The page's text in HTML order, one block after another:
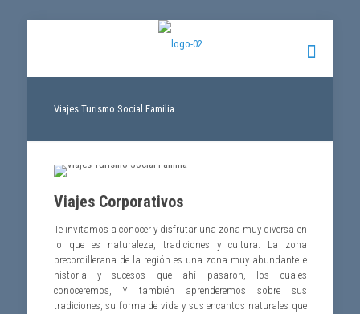
Viajes Turismo Social Familia
Viajes Corporativos
Te invitamos a conocer y disfrutar una zona muy diversa en
lo que es naturaleza, tradiciones y cultura. La zona
precordillerana de la región es una zona muy abundante e
historia y sucesos que ahí pasaron, los cuales
conoceremos, Y también aprenderemos sobre sus
tradiciones, su forma de vida y sus encantos naturales que